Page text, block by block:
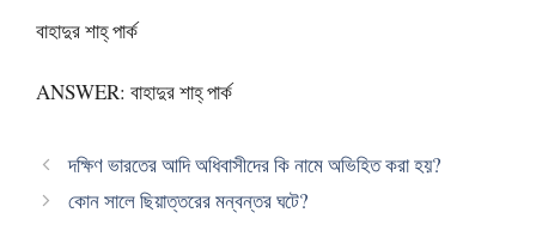
বাহাদুর শাহ্ পার্ক
ANSWER: বাহাদুর শাহ্ পার্ক
দক্ষিণ ভারতের আদি অধিবাসীদের কি নামে অভিহিত করা হয়?
কোন সালে ছিয়াত্তরের মন্বন্তর ঘটে?